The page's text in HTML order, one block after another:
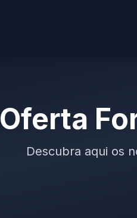
Oferta
Descubra aqui os